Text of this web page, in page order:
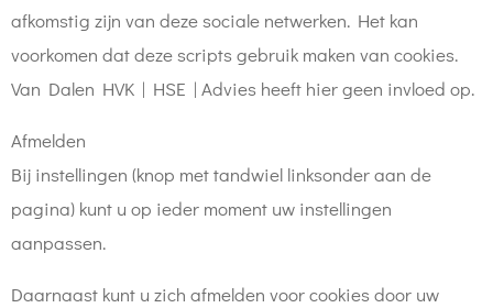
afkomstig zijn van deze sociale netwerken. Het kan
voorkomen dat deze scripts gebruik maken van cookies.
Van Dalen HVK | HSE | Advies heeft hier geen invloed op.
Afmelden
Bij instellingen (knop met tandwiel linksonder aan de
pagina) kunt u op ieder moment uw instellingen
aanpassen.
Daarnaast kunt u zich afmelden voor cookies door uw